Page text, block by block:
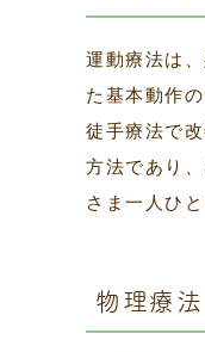
運動療法は
た基本動作
徒手療法で
方法であり
さま一人ひ
物理療法